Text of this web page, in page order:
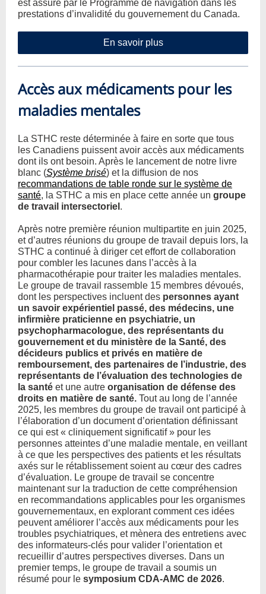
est assuré par le Programme de navigation dans les
prestations d’invalidité du gouvernement du Canada.
En savoir plus
Accès aux médicaments pour les
maladies mentales
La STHC reste déterminée à faire en sorte que tous
les Canadiens puissent avoir accès aux médicaments
dont ils ont besoin. Après le lancement de notre livre
blanc (Système brisé) et la diffusion de nos
recommandations de table ronde sur le système de
santé, la STHC a mis en place cette année un groupe
de travail intersectoriel .
Après notre première réunion multipartite en juin 2025,
et d’autres réunions du groupe de travail depuis lors, la
STHC a continué à diriger cet effort de collaboration
pour combler les lacunes dans l’accès à la
pharmacothérapie pour traiter les maladies mentales.
Le groupe de travail rassemble 15 membres dévoués,
dont les perspectives incluent des personnes ayant
un savoir expérientiel passé, des médecins, une
infirmière praticienne en psychiatrie, un
psychopharmacologue, des représentants du
gouvernement et du ministère de la Santé, des
décideurs publics et privés en matière de
remboursement, des partenaires de l’industrie, des
représentants de l’évaluation des technologies de
la santé et une autre organisation de défense des
droits en matière de santé. Tout au long de l’année
2025, les membres du groupe de travail ont participé à
l’élaboration d’un document d’orientation définissant
ce qui est « cliniquement significatif » pour les
personnes atteintes d’une maladie mentale, en veillant
à ce que les perspectives des patients et les résultats
axés sur le rétablissement soient au cœur des cadres
d’évaluation. Le groupe de travail se concentre
maintenant sur la traduction de cette compréhension
en recommandations applicables pour les organismes
gouvernementaux, en explorant comment ces idées
peuvent améliorer l’accès aux médicaments pour les
troubles psychiatriques, et mènera des entretiens avec
des informateurs-clés pour valider l’orientation et
recueillir d’autres perspectives diverses. Dans un
premier temps, le groupe de travail a soumis un
résumé pour le symposium CDA-AMC de 2026.